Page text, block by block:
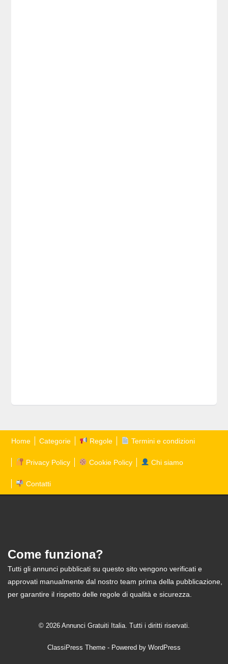
Home Categorie Regole Termini e condizioni
Privacy Policy Cookie Policy Chi siamo
Contatti
Come funziona?
Tutti gli annunci pubblicati su questo sito vengono verificati e
approvati manualmente dal nostro team prima della pubblicazione,
per garantire il rispetto delle regole di qualità e sicurezza.
© 2026 Annunci Gratuiti Italia. Tutti i diritti riservati.
ClassiPress Theme - Powered by WordPress